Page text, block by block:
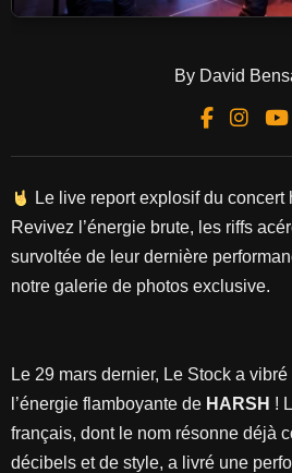
By David
Le live report explosif du
Revivez l’énergie brute, les riffs
survoltée de leur dernière
notre galerie de photos exclusive.
Le 29 mars dernier, Le Stock a
l’énergie flamboyante de HARSH !
français, dont le nom résonne déjà
décibels et de style, a livré une